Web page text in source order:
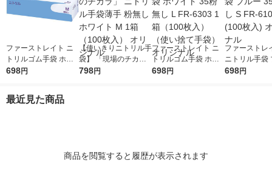
ファーストレイト ニ
トリルゴム手袋 ホワ
イト 35粉無し M FR-6
リジナル
698円
【使いきりニトリル手
袋】 「現場のチカ
ラ」 ニトリル手袋薄
798円
ファーストレイト ニ
トリルゴム手袋 ホワ
イト 35粉無し L FR-6
698円
ファーストレ
ニトリル手袋
35粉なし S
698円
最近見た商品
商品を閲覧すると履歴が表示されます